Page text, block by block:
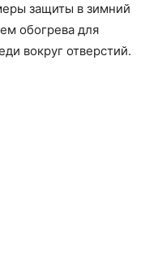
защиты в зимний
обогрева для
вокруг отверстий.